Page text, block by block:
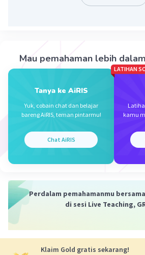
Mau pemahaman lebih
Tanya ke AiRIS
Yuk, cobain chat dan belajar
bareng AiRIS, teman pintarmu!
Chat AiRIS
LATIHAN
kamu
Perdalam pemahamanmu
di sesi Live Teaching,
Klaim Gold gratis sekarang!